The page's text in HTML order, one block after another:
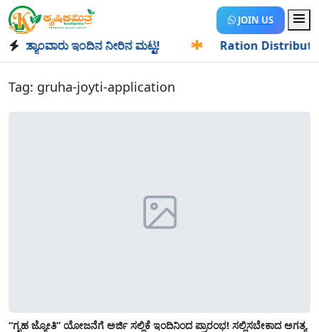
JOIN US
ಇಂದಿನ ನೀರಿನ ಮಟ್ಟ! Ration Distribution-
Tag: gruha-joyti-application
“ಗೃಹ ಜ್ಯೋತಿ” ಯೋಜನೆಗೆ ಅರ್ಜಿ ಸಲ್ಲಿಕೆ ಇಂದಿನಿಂದ ಪ್ರಾರಂಭ! ಸಲ್ಲಿಸಬೇಕಾದ ಅಗತ್ಯ